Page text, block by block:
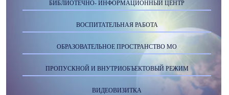
БИБЛИОТЕЧНО- ИНФОРМАЦИОННЫЙ ЦЕНТР
ВОСПИТАТЕЛЬНАЯ РАБОТА
ОБРАЗОВАТЕЛЬНОЕ ПРОСТРАНСТВО МО
ПРОПУСКНОЙ И ВНУТРИОБЪЕКТОВЫЙ РЕЖИМ
ВИДЕОВИЗИТКА